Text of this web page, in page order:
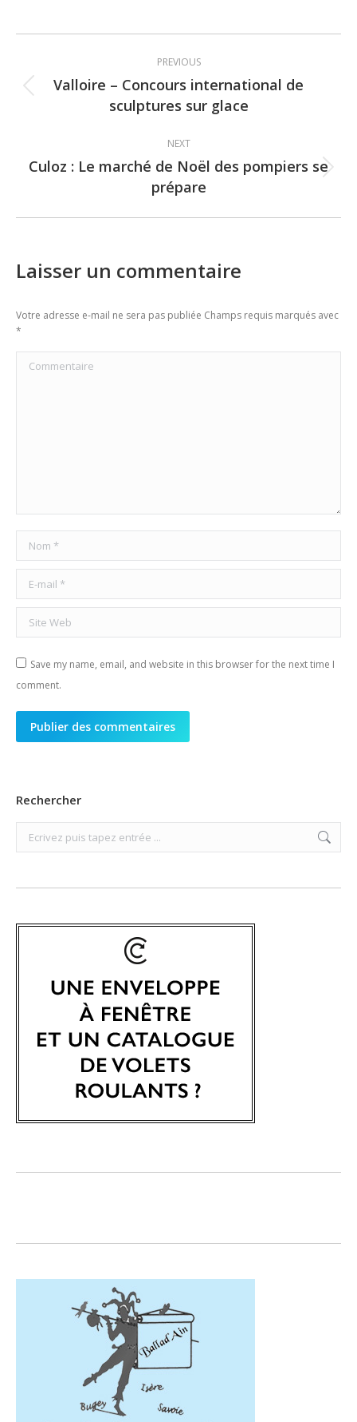
navigation
PREVIOUS
Previous
post:
Valloire – Concours international de
sculptures sur glace
NEXT
Next
post:
Culoz : Le marché de Noël des pompiers se
prépare
Laisser un commentaire
Votre adresse e-mail ne sera pas publiée Champs requis marqués avec
*
Commentaire
Nom *
E-mail *
Site Web
Save my name, email, and website in this browser for the next time I
comment.
Publier des commentaires
Rechercher
Search: